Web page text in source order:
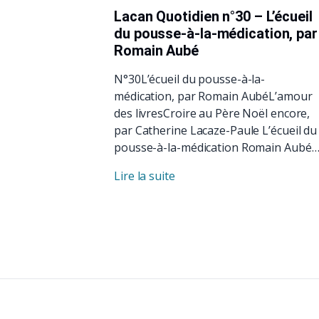
Lacan Quotidien n°30 – L’écueil
du pousse-à-la-médication, par
Romain Aubé
N°30L’écueil du pousse-à-la-
médication, par Romain AubéL’amour
des livresCroire au Père Noël encore,
par Catherine Lacaze-Paule L’écueil du
pousse-à-la-médication Romain Aubé…
Lire la suite